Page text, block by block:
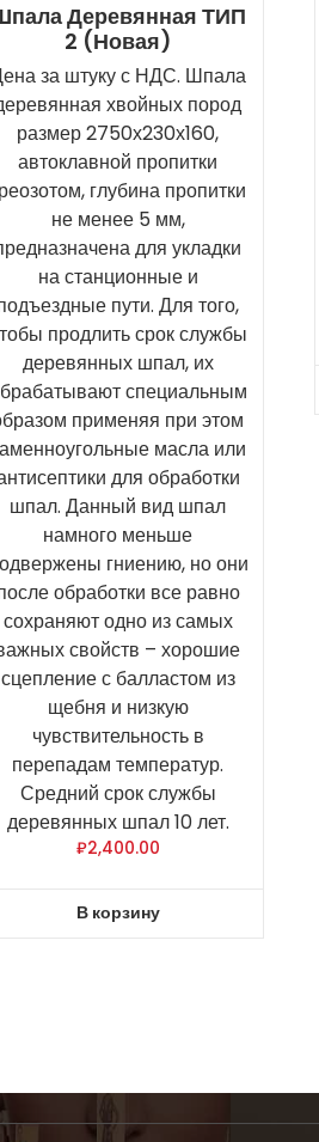
Деревянная ТИП
2 (новая)
за штуку с НДС. Шпала
хвойных пород
размер 2750х230х160,
автоклавной пропитки
глубина пропитки
не менее 5 мм,
для укладки
на станционные и
пути. Для того,
продлить срок службы
деревянных шпал, их
специальным
применяя при этом
масла или
для обработки
шпал. Данный вид шпал
намного меньше
гниению, но они
обработки все равно
сохраняют одно из самых
свойств – хорошие
сцепление с балластом из
щебня и низкую
чувствительность в
перепадам температур.
Средний срок службы
деревянных шпал 10 лет.
₽2,400.00
В корзину